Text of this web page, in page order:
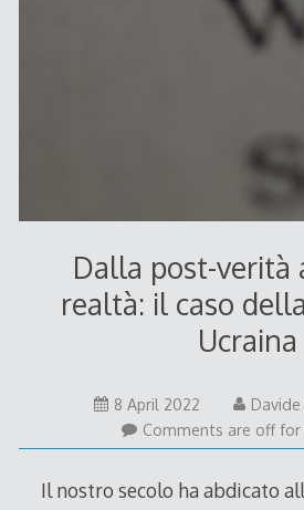
Dalla post-verità
realtà: il caso
Ucraina
8 April 2022
April
2022
Comments are off
Il nostro secolo ha abdicato